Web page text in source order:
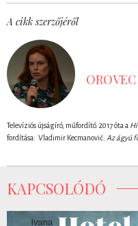
A cikk szerzőjéről
Televíziós újságíró, műfordító. 2017 óta a
fordítása: Vladimir Kecmanović: Az ágyú
KAPCSOLÓDÓ